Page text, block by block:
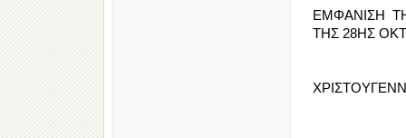
ΕΜΦΑΝΙΣΗ
ΤΗΣ 28ΗΣ